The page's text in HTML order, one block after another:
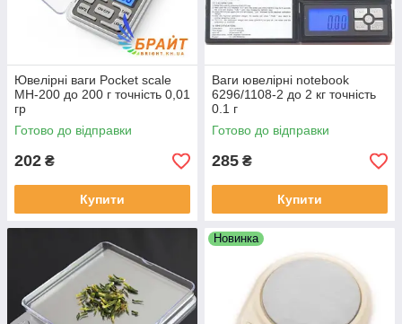
Ювелірні ваги Pocket scale
MH-200 до 200 г точність 0,01
гр
Готово до відправки
202 ₴
Купити
Ваги ювелірні notebook
6296/1108-2 до 2 кг точність
0.1 г
Готово до відправки
285 ₴
Купити
Новинка